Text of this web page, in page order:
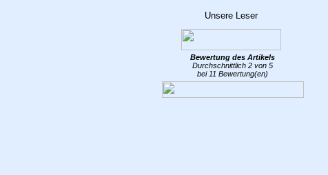
Bewertung des Artikels
Durchschnittlich 2 von 5
bei 11 Bewertung(en)